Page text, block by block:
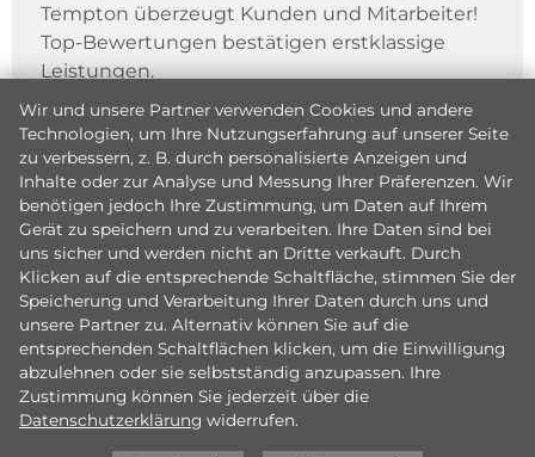
Tempton überzeugt Kunden und Mitarbeiter!
Top-Bewertungen bestätigen erstklassige
Leistungen.
Wir und unsere Partner verwenden Cookies und andere
Technologien, um Ihre Nutzungserfahrung auf unserer Seite
zu verbessern, z. B. durch personalisierte Anzeigen und
Inhalte oder zur Analyse und Messung Ihrer Präferenzen. Wir
benötigen jedoch Ihre Zustimmung, um Daten auf Ihrem
Gerät zu speichern und zu verarbeiten. Ihre Daten sind bei
uns sicher und werden nicht an Dritte verkauft. Durch
Klicken auf die entsprechende Schaltfläche, stimmen Sie der
Speicherung und Verarbeitung Ihrer Daten durch uns und
unsere Partner zu. Alternativ können Sie auf die
entsprechenden Schaltflächen klicken, um die Einwilligung
abzulehnen oder sie selbstständig anzupassen. Ihre
Zustimmung können Sie jederzeit über die
Datenschutzerklärung widerrufen.